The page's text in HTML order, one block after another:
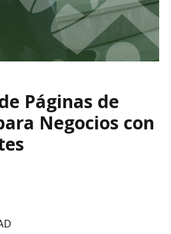
Páginas de
Negocios con